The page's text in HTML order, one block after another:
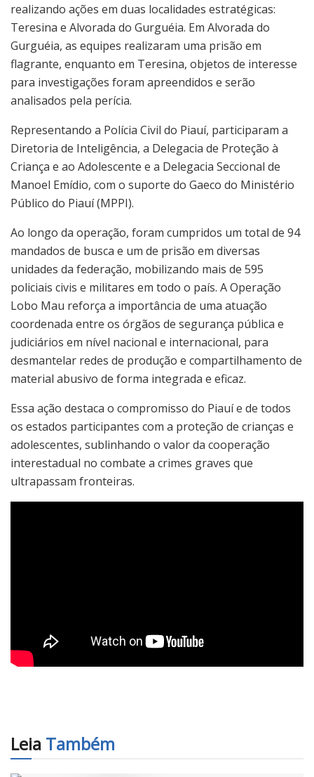
realizando ações em duas localidades estratégicas:
Teresina e Alvorada do Gurguéia. Em Alvorada do
Gurguéia, as equipes realizaram uma prisão em
flagrante, enquanto em Teresina, objetos de interesse
para investigações foram apreendidos e serão
analisados pela perícia.
Representando a Polícia Civil do Piauí, participaram a
Diretoria de Inteligência, a Delegacia de Proteção à
Criança e ao Adolescente e a Delegacia Seccional de
Manoel Emídio, com o suporte do Gaeco do Ministério
Público do Piauí (MPPI).
Ao longo da operação, foram cumpridos um total de 94
mandados de busca e um de prisão em diversas
unidades da federação, mobilizando mais de 595
policiais civis e militares em todo o país. A Operação
Lobo Mau reforça a importância de uma atuação
coordenada entre os órgãos de segurança pública e
judiciários em nível nacional e internacional, para
desmantelar redes de produção e compartilhamento de
material abusivo de forma integrada e eficaz.
Essa ação destaca o compromisso do Piauí e de todos
os estados participantes com a proteção de crianças e
adolescentes, sublinhando o valor da cooperação
interestadual no combate a crimes graves que
ultrapassam fronteiras.
Leia Também